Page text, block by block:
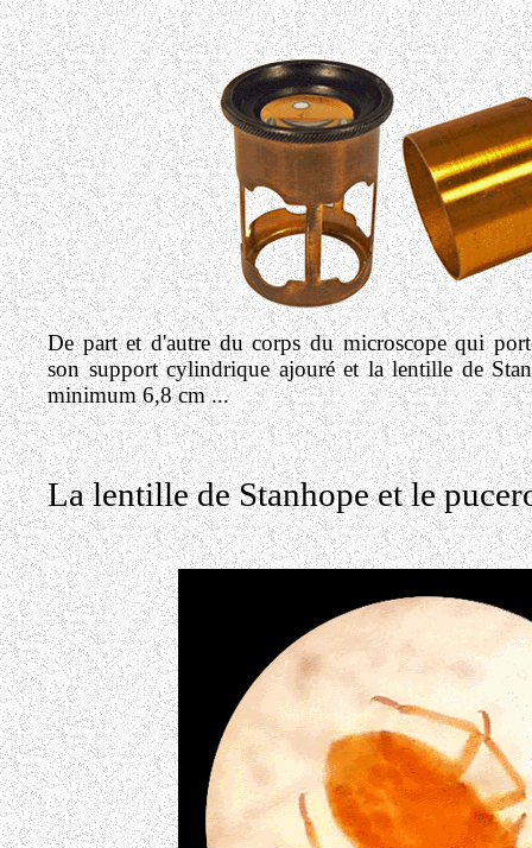
De part et d'autre du corps du microscope qui
son support cylindrique ajouré et la lentille de
minimum 6,8 cm ...
La lentille de Stanhope et le